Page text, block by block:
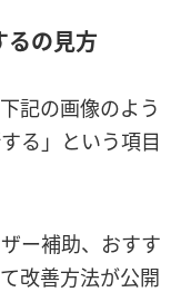
るの見方
記の画像のよう
る」という項目
ー補助、おすす
改善方法が公開